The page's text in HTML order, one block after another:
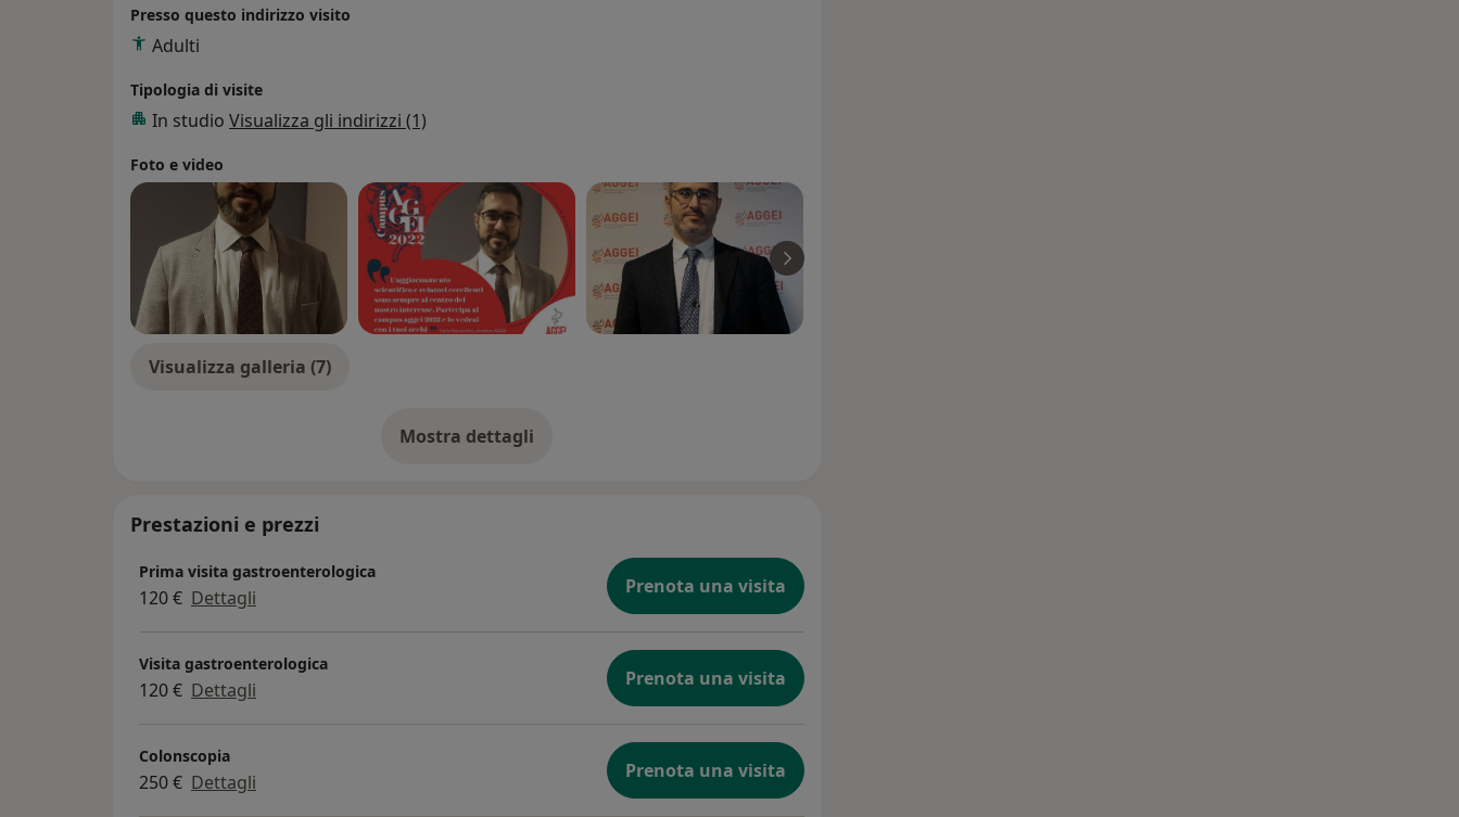
Presso questo indirizzo visito
Adulti
Tipologia di visite
In studio Visualizza gli indirizzi (1)
Foto e video
Visualizza galleria (7)
Mostra dettagli
sull'esperienza
Prestazioni e prezzi
Prima visita gastroenterologica
120 € Dettagli Prenota una visita
Visita gastroenterologica
120 € Dettagli Prenota una visita
Colonscopia
250 € Dettagli Prenota una visita